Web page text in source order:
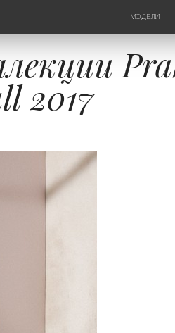
МОДЕЛИ
ДЕТИ
2017